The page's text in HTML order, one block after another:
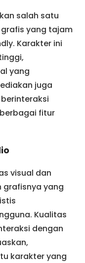
salah satu
yang tajam
Karakter ini
yang
juga
fitur
visual dan
grafisnya yang
Kualitas
dengan
karakter yang